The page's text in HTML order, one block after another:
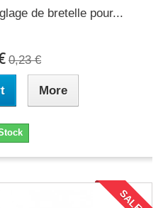
de bretelle pour...
0,23 €
More
SALE!